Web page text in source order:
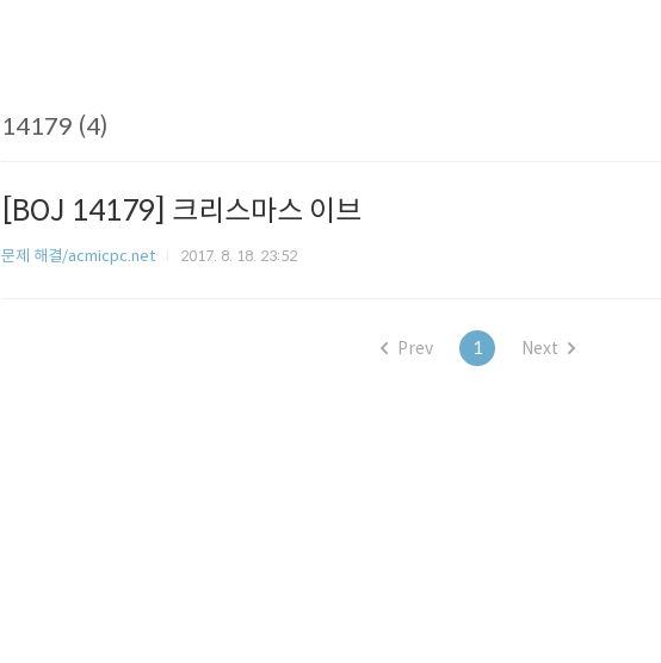
14179 (4)
[BOJ 14179] 크리스마스 이브
문제 해결/acmicpc.net 2017. 8. 18. 23:52
Prev 1 Next